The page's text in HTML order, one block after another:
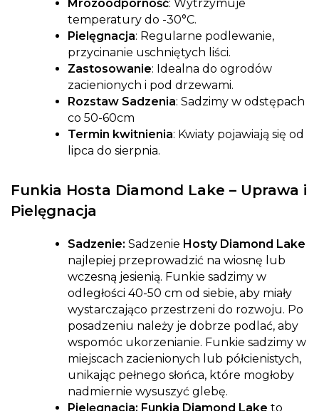
Mrozoodporność: Wytrzymuje
temperatury do -30°C.
Pielęgnacja: Regularne podlewanie,
przycinanie uschniętych liści.
Zastosowanie: Idealna do ogrodów
zacienionych i pod drzewami.
Rozstaw Sadzenia: Sadzimy w odstępach
co 50-60cm
Termin kwitnienia: Kwiaty pojawiają się od
lipca do sierpnia.
Funkia Hosta Diamond Lake – Uprawa i
Pielęgnacja
Sadzenie: Sadzenie Hosty Diamond Lake
najlepiej przeprowadzić na wiosnę lub
wczesną jesienią. Funkie sadzimy w
odległości 40-50 cm od siebie, aby miały
wystarczająco przestrzeni do rozwoju. Po
posadzeniu należy je dobrze podlać, aby
wspomóc ukorzenianie. Funkie sadzimy w
miejscach zacienionych lub półcienistych,
unikając pełnego słońca, które mogłoby
nadmiernie wysuszyć glebę.
Pielęgnacja: Funkia Diamond Lake to